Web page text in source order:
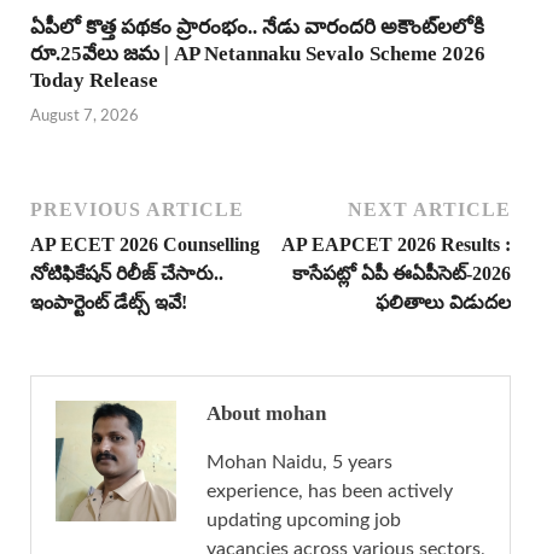
ఏపీలో కొత్త పథకం ప్రారంభం.. నేడు వారందరి అకౌంట్‌లలోకి
రూ.25వేలు జమ | AP Netannaku Sevalo Scheme 2026
Today Release
August 7, 2026
PREVIOUS ARTICLE
AP ECET 2026 Counselling
నోటిఫికేషన్ రిలీజ్ చేసారు..
ఇంపార్టెంట్ డేట్స్ ఇవే!
NEXT ARTICLE
AP EAPCET 2026 Results :
కాసేపట్లో ఏపీ ఈఏపీసెట్-2026
ఫలితాలు విడుదల
About mohan
Mohan Naidu, 5 years
experience, has been actively
updating upcoming job
vacancies across various sectors,